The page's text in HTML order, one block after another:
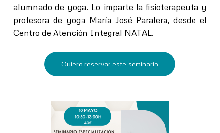
alumnado de yoga. Lo imparte la fisioterapeuta y
profesora de yoga María José Paralera, desde el
Centro de Atención Integral NATAL.
Quiero reservar este seminario